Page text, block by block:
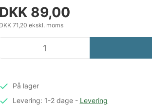
DKK 89,00
DKK 71,20 ekskl. moms
På lager
Levering: 1-2 dage- Levering